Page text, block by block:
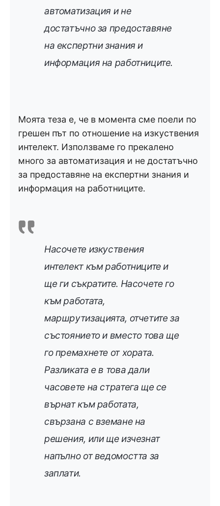
автоматизация и не
достатъчно за предоставяне
на експертни знания и
информация на работниците.
Моята теза е, че в момента сме поели по
грешен път по отношение на изкуствения
интелект. Използваме го прекалено
много за автоматизация и не достатъчно
за предоставяне на експертни знания и
информация на работниците.
Насочете изкуствения
интелект към работниците и
ще ги съкратите. Насочете го
към работата,
маршрутизацията, отчетите за
състоянието и вместо това ще
го премахнете от хората.
Разликата е в това дали
часовете на стратега ще се
върнат към работата,
свързана с вземане на
решения, или ще изчезнат
напълно от ведомостта за
заплати.